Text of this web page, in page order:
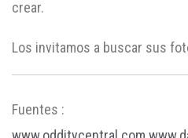
crear.
Los invitamos a buscar sus
Fuentes :